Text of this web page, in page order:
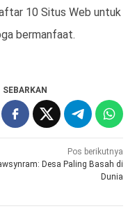
10 Situs Web untuk
bermanfaat.
SEBARKAN
Pos berikutnya
Desa Paling Basah di
Dunia